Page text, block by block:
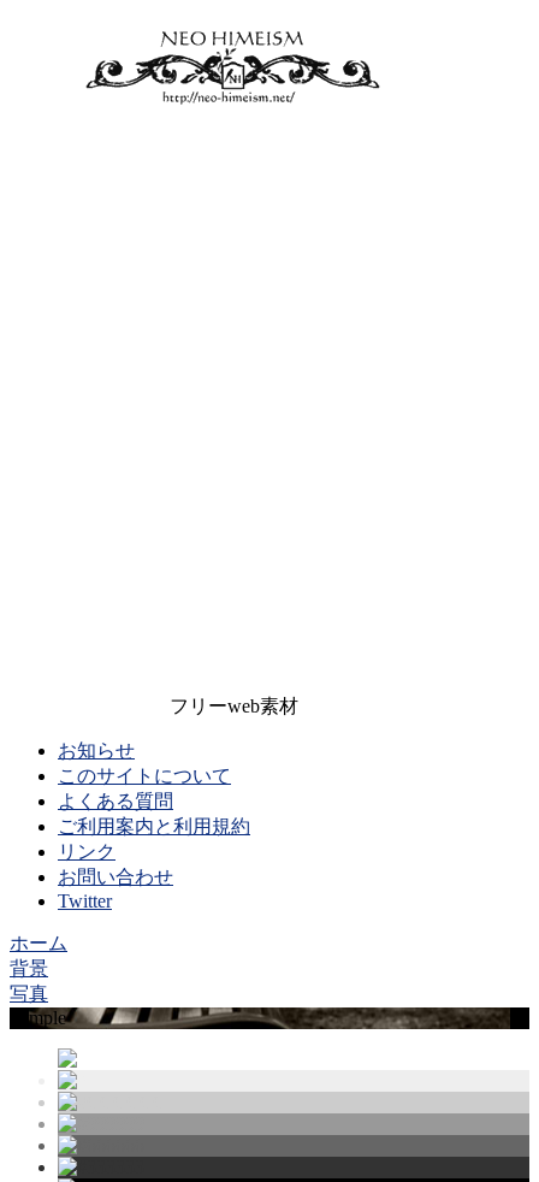
フリーweb素材
お知らせ
このサイトについて
よくある質問
ご利用案内と利用規約
リンク
お問い合わせ
Twitter
ホーム
背景
写真
Sample